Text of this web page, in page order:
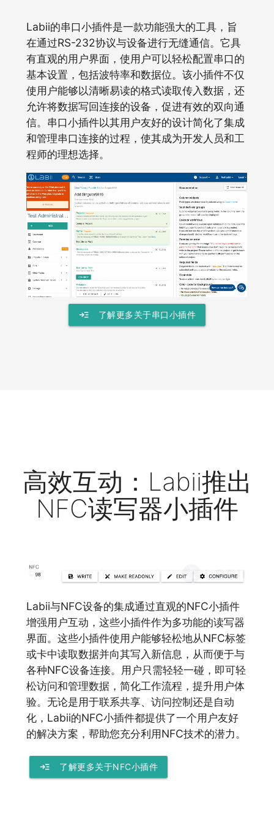
Labii的串口小插件是一款功能强大的工具，旨
在通过RS-232协议与设备进行无缝通信。它具
有直观的用户界面，使用户可以轻松配置串口的
基本设置，包括波特率和数据位。该小插件不仅
使用户能够以清晰易读的格式读取传入数据，还
允许将数据写回连接的设备，促进有效的双向通
信。串口小插件以其用户友好的设计简化了集成
和管理串口连接的过程，使其成为开发人员和工
程师的理想选择。
read_more 了解更多关于串口小插件
高效互动：Labii推出
NFC读写器小插件
Labii与NFC设备的集成通过直观的NFC小插件
增强用户互动，这些小插件作为多功能的读写器
界面。这些小插件使用户能够轻松地从NFC标签
或卡中读取数据并向其写入新信息，从而便于与
各种NFC设备连接。用户只需轻轻一碰，即可轻
松访问和管理数据，简化工作流程，提升用户体
验。无论是用于联系共享、访问控制还是自动
化，Labii的NFC小插件都提供了一个用户友好
的解决方案，帮助您充分利用NFC技术的潜力。
read_more 了解更多关于NFC小插件